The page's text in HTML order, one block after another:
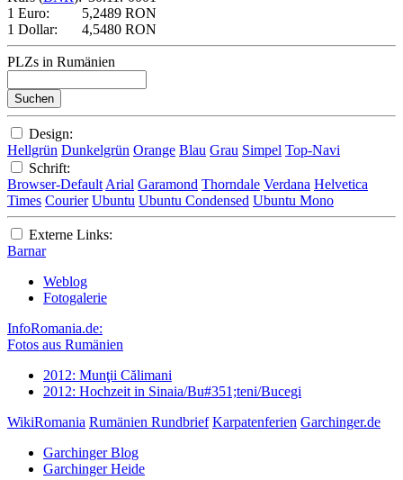
1 Euro:
5,2489 RON
1 Dollar:
4,5480 RON
PLZs in Rumänien
Design:
Hellgrün Dunkelgrün Orange Blau Grau Simpel Top-Navi
Schrift:
Browser-Default Arial Garamond Thorndale Verdana Helvetica
Times Courier Ubuntu Ubuntu Condensed Ubuntu Mono
Externe Links:
Barnar
Weblog
Fotogalerie
InfoRomania.de:
Fotos aus Rumänien
2012: Munţii Călimani
2012: Hochzeit in Sinaia/Bu#351;teni/Bucegi
WikiRomania Rumänien Rundbrief Karpatenferien Garchinger.de
Garchinger Blog
Garchinger Heide